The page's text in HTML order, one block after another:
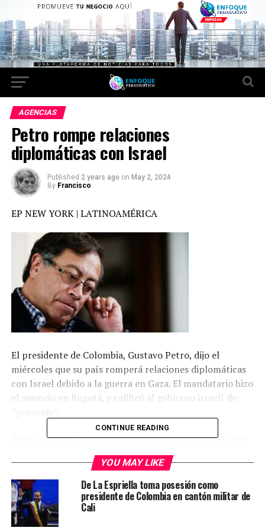
AGENCIAS
Petro rompe relaciones
diplomáticas con Israel
Published 2 years ago on May 2, 2024
By Francisco
EP NEW YORK | LATINOAMÉRICA
El presidente de Colombia, Gustavo Petro, dijo el
miércoles que su país romperá relaciones diplomáticas
con Israel debido a la guerra en Gaza. El mandatario hizo
el anuncio en Bogotá, y calificó al gobierno israelí de
Petro se refirió a la medida en un discurso pronunciado
en la capital colombiana ante una multitud entusiasta
que se había congregado con motivo del Día
Internacional de los Trabajadores.
“No puede ser, no puede volver, no pueden llegar las
épocas del genocidio, del exterminio de un pueblo
CONTINUE READING
YOU MAY LIKE
De La Espriella toma posesión como
presidente de Colombia en cantón militar de
Cali